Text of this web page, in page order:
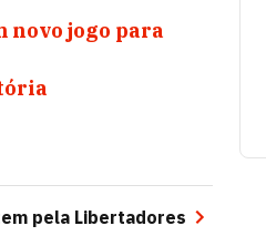
novo jogo para
pela Libertadores